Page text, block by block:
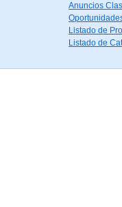
Anuncios
Listado de
Listado de